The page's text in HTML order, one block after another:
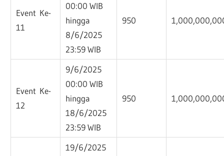
Event Ke-
11
00:00 WIB
hingga
8/6/2025
23:59 WIB
950
Event Ke-
12
9/6/2025
00:00 WIB
hingga
18/6/2025
23:59 WIB
950
19/6/2025